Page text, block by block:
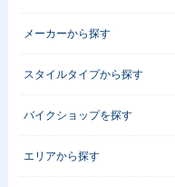
メーカーから探す
スタイルタイプから探す
バイクショップを探す
エリアから探す